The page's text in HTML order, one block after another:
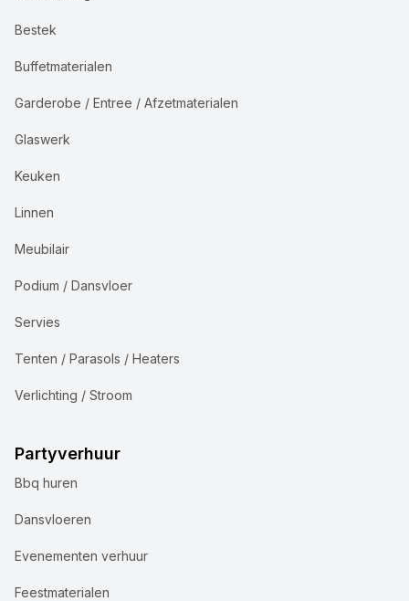
Bestek
Buffetmaterialen
Garderobe / Entree / Afzetmaterialen
Glaswerk
Keuken
Linnen
Meubilair
Podium / Dansvloer
Servies
Tenten / Parasols / Heaters
Verlichting / Stroom
Partyverhuur
Bbq huren
Dansvloeren
Evenementen verhuur
Feestmaterialen